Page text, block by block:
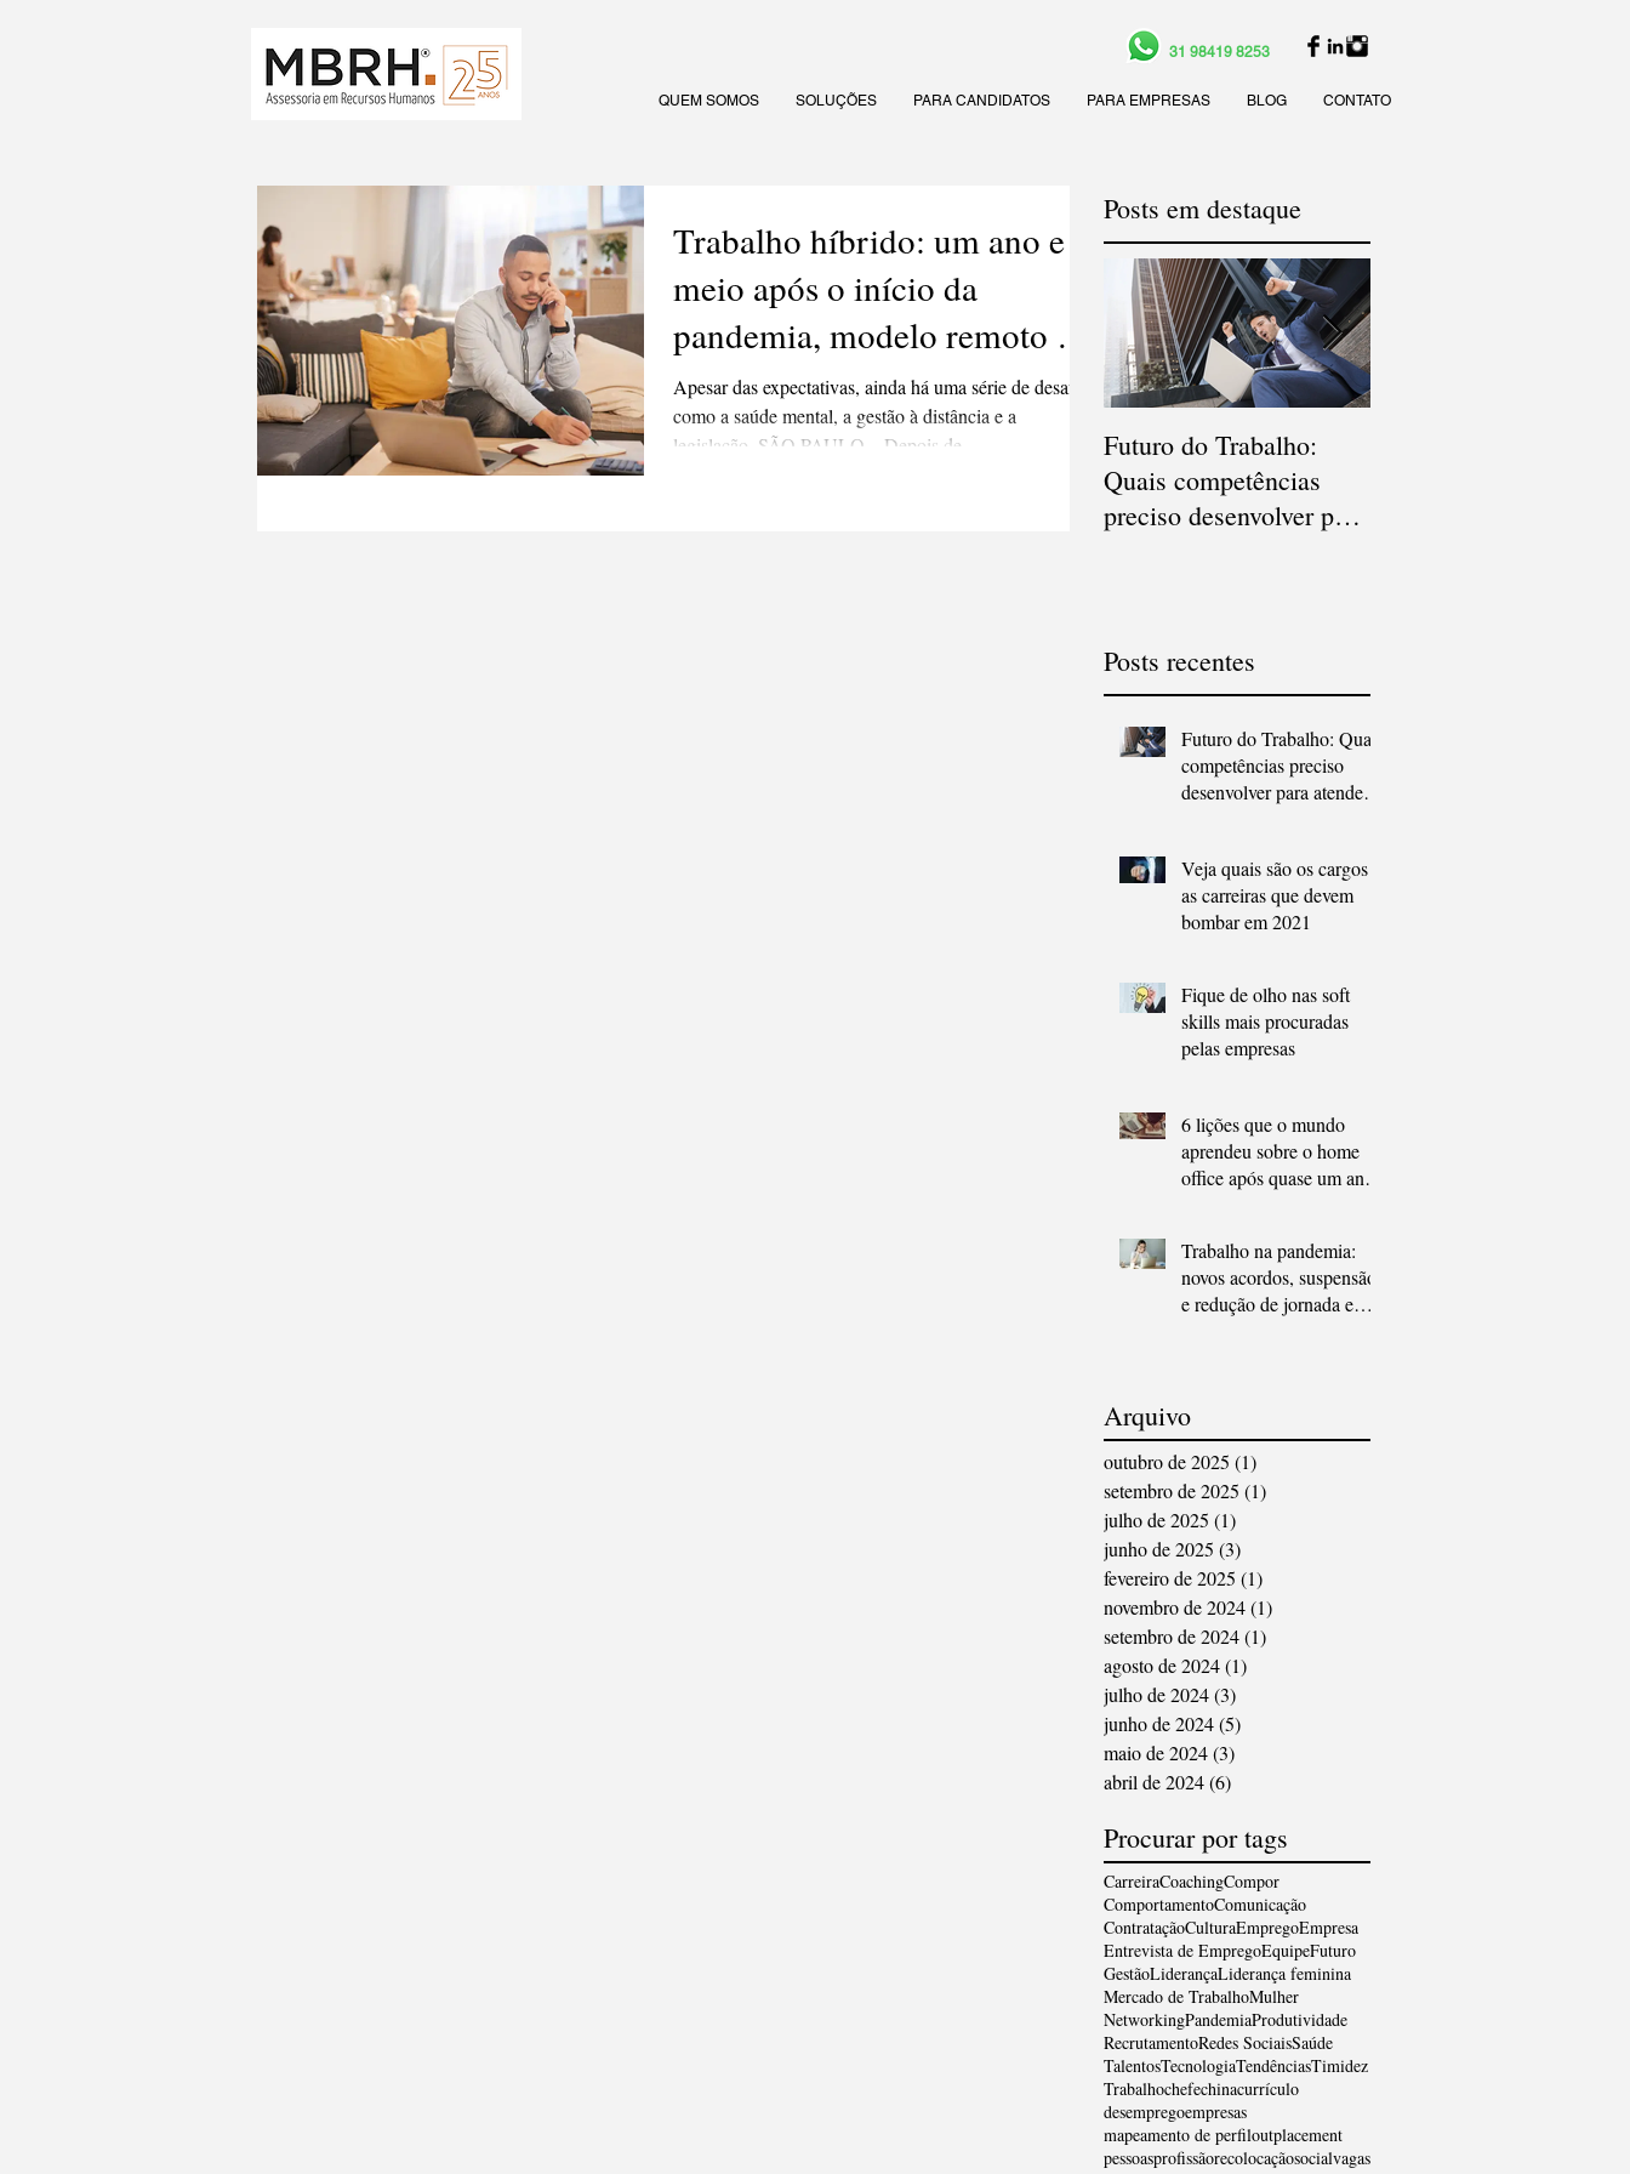
31 98419 8253
QUEM SOMOS SOLUÇÕES PARA CANDIDATOS PARA EMPRESAS BLOG CONTATO
Trabalho híbrido: um ano e
meio após o início da
pandemia, modelo remoto é
desejo de 71% das pessoas
Apesar das expectativas, ainda há uma série de desafios
como a saúde mental, a gestão à distância e a
legislação. SÃO PAULO – Depois de...
Posts em destaque
Futuro do Trabalho:
Quais competências
preciso desenvolver para
Posts recentes
Futuro do Trabalho: Quais
competências preciso
desenvolver para atender
Veja quais são os cargos e
as carreiras que devem
bombar em 2021
Fique de olho nas soft
skills mais procuradas
pelas empresas
6 lições que o mundo
aprendeu sobre o home
office após quase um ano
Trabalho na pandemia:
novos acordos, suspensão
e redução de jornada e
Arquivo
outubro de 2025 (1)
setembro de 2025 (1)
julho de 2025 (1)
junho de 2025 (3)
fevereiro de 2025 (1)
novembro de 2024(1)
setembro de 2024(1)
agosto de 2024(1)
julho de 2024(3)
junho de 2024(5)
maio de 2024(3)
abril de 2024(6)
Procurar por tags
CarreiraCoachingCompor
ComportamentoComunicação
ContrataçãoCulturaEmpregoEmpresa
Entrevista de EmpregoEquipeFuturo
GestãoLiderançaLiderança feminina
Mercado de TrabalhoMulher
NetworkingPandemiaProdutividade
RecrutamentoRedes SociaisSaúde
TalentosTecnologiaTendênciasTimidez
Trabalhochefechinacurrículo
desempregoempresas
mapeamento de perfiloutplacement
pessoasprofissãorecolocaçãosocialvagas